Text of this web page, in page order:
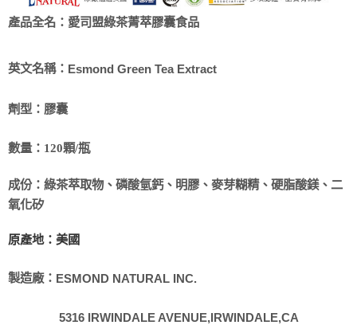
產品全名： 愛司盟綠茶菁萃膠囊食品
英文名稱： Esmond Green Tea Extract
劑型： 膠囊
數量： 120顆/瓶
成份： 綠茶萃取物、磷酸氫鈣、明膠、麥芽糊精、硬脂酸鎂、二
氧化矽
原產地：美國
製造廠： ESMOND NATURAL INC.
5316 IRWINDALE AVENUE,IRWINDALE,CA